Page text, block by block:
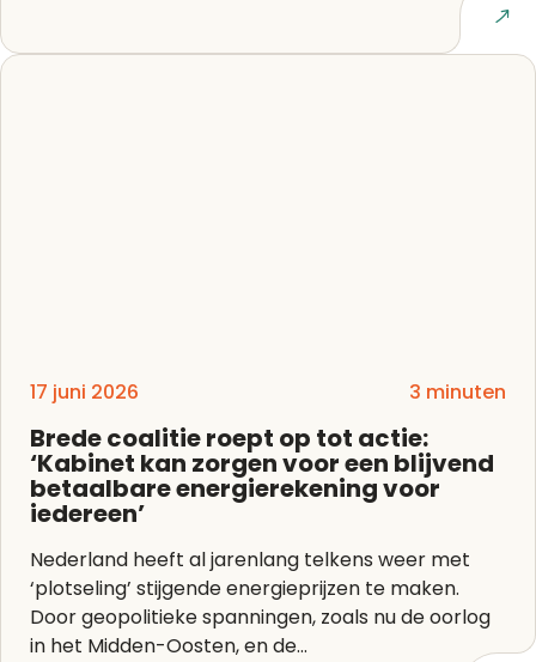
Lees artikel
17 juni 2026 3 minuten
Brede coalitie roept op tot actie:
‘Kabinet kan zorgen voor een blijvend
betaalbare energierekening voor
iedereen’
Nederland heeft al jarenlang telkens weer met
‘plotseling’ stijgende energieprijzen te maken.
Door geopolitieke spanningen, zoals nu de oorlog
in het Midden-Oosten, en de...